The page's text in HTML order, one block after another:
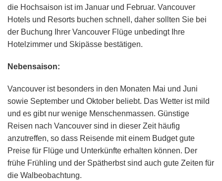
die Hochsaison ist im Januar und Februar. Vancouver
Hotels und Resorts buchen schnell, daher sollten Sie bei
der Buchung Ihrer Vancouver Flüge unbedingt Ihre
Hotelzimmer und Skipässe bestätigen.
Nebensaison:
Vancouver ist besonders in den Monaten Mai und Juni
sowie September und Oktober beliebt. Das Wetter ist mild
und es gibt nur wenige Menschenmassen. Günstige
Reisen nach Vancouver sind in dieser Zeit häufig
anzutreffen, so dass Reisende mit einem Budget gute
Preise für Flüge und Unterkünfte erhalten können. Der
frühe Frühling und der Spätherbst sind auch gute Zeiten für
die Walbeobachtung.